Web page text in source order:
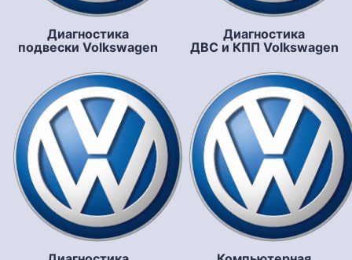
Диагностика
подвески Volkswagen
Диагностика
ДВС и КПП Volkswagen